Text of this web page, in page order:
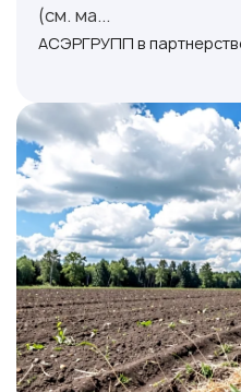
(см. ма...
АСЭРГРУПП в